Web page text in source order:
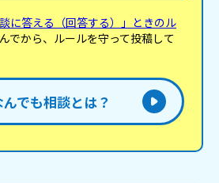
に答える（回答する）」ときのル
でから、ルールを守って投稿して
でも相談とは？